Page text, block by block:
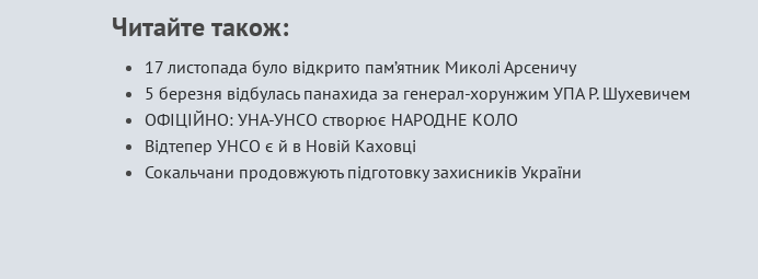
Читайте також:
17 листопада було відкрито пам’ятник Миколі Арсеничу
5 березня відбулась панахида за генерал-хорунжим УПА Р. Шухевичем
ОФІЦІЙНО: УНА-УНСО створює НАРОДНЕ КОЛО
Відтепер УНСО є й в Новій Каховці
Сокальчани продовжують підготовку захисників України